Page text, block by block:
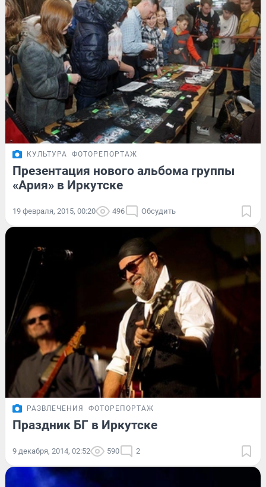
КУЛЬТУРА ФОТОРЕПОРТАЖ
Презентация нового альбома группы
«Ария» в Иркутске
19 февраля, 2015, 00:20 496 Обсудить
РАЗВЛЕЧЕНИЯ ФОТОРЕПОРТАЖ
Праздник БГ в Иркутске
9 декабря, 2014, 02:52 590 2